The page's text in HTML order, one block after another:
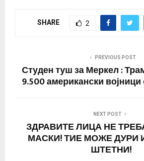
SHARE 2
PREVIOUS POST
Студен туш за Меркел :
9.500 американски
NEXT POST
ЗДРАВИТЕ ЛИЦА НЕ
МАСКИ! ТИЕ МОЖЕ ДУРИ
ШТЕТНИ!